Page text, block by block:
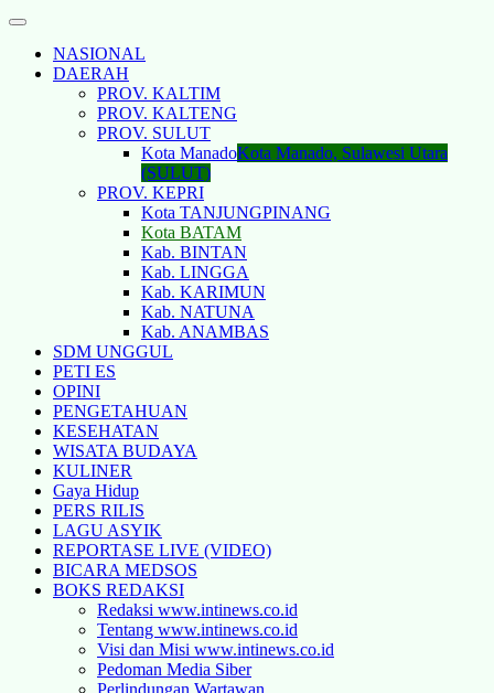
NASIONAL
DAERAH
PROV. KALTIM
PROV. KALTENG
PROV. SULUT
Kota ManadoKota Manado, Sulawesi Utara
(SULUT)
PROV. KEPRI
Kota TANJUNGPINANG
Kota BATAM
Kab. BINTAN
Kab. LINGGA
Kab. KARIMUN
Kab. NATUNA
Kab. ANAMBAS
SDM UNGGUL
PETI ES
OPINI
PENGETAHUAN
KESEHATAN
WISATA BUDAYA
KULINER
Gaya Hidup
PERS RILIS
LAGU ASYIK
REPORTASE LIVE (VIDEO)
BICARA MEDSOS
BOKS REDAKSI
Redaksi www.intinews.co.id
Tentang www.intinews.co.id
Visi dan Misi www.intinews.co.id
Pedoman Media Siber
Perlindungan Wartawan